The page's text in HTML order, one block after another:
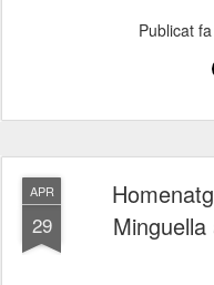
Publicat fa
APR
29